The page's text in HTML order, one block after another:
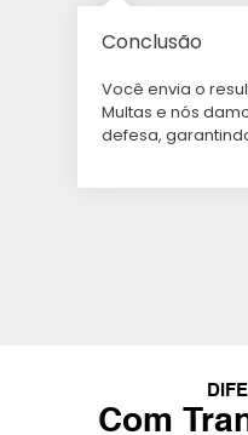
Conclusão
Você envia o
Multas e nós
defesa,
Com